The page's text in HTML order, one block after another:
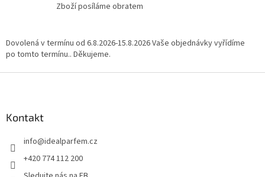
p
u
Zboží posíláme obratem
Dovolená v termínu od 6.8.2026-15.8.2026 Vaše objednávky vyřídíme
po tomto termínu.. Děkujeme.
Kontakt
info@idealparfem.cz
+420 774 112 200